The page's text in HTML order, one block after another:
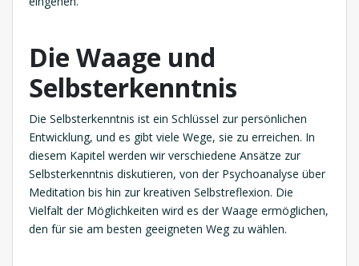
Die Waage und
Selbsterkenntnis
Die Selbsterkenntnis ist ein Schlüssel zur persönlichen
Entwicklung, und es gibt viele Wege, sie zu erreichen. In
diesem Kapitel werden wir verschiedene Ansätze zur
Selbsterkenntnis diskutieren, von der Psychoanalyse über
Meditation bis hin zur kreativen Selbstreflexion. Die
Vielfalt der Möglichkeiten wird es der Waage ermöglichen,
den für sie am besten geeigneten Weg zu wählen.